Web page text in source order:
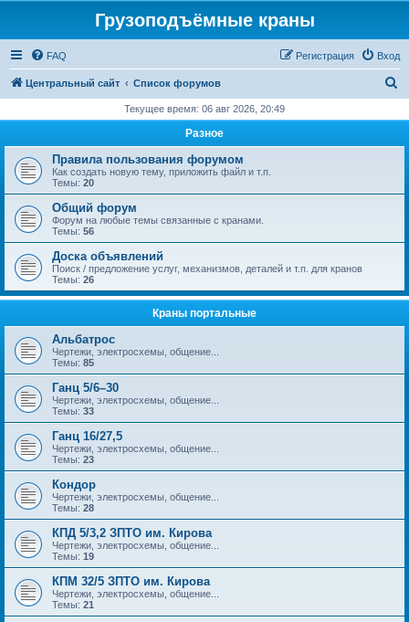
Грузоподъёмные краны
FAQ Вход
Регистрация
Центральный сайт Список форумов
с
Текущее время: 06 авг 2026, 20:49
Разное
Правила пользования форумом
Как создать новую тему, приложить файл и т.п.
Темы: 20
Общий форум
Форум на любые темы связанные с кранами.
Темы: 56
Доска объявлений
Поиск / предложение услуг, механизмов, деталей и т.п. для кранов
Темы: 26
Краны портальные
Альбатрос
Чертежи, электросхемы, общение...
Темы: 85
Ганц 5/6–30
Чертежи, электросхемы, общение...
Темы: 33
Ганц 16/27,5
Чертежи, электросхемы, общение...
Темы: 23
Кондор
Чертежи, электросхемы, общение...
Темы: 28
КПД 5/3,2 ЗПТО им. Кирова
Чертежи, электросхемы, общение...
Темы: 19
КПМ 32/5 ЗПТО им. Кирова
Чертежи, электросхемы, общение...
Темы: 21